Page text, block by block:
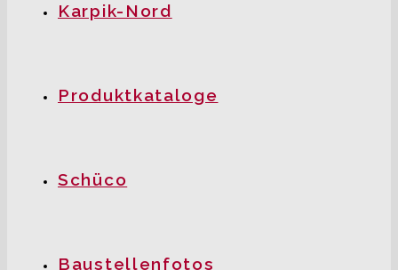
Karpik-Nord
Produktkataloge
Schüco
Baustellenfotos